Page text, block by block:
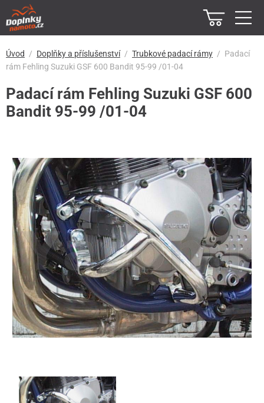
Úvod Doplňky a příslušenství Trubkové padací rámy
Padací
rám Fehling Suzuki GSF 600 Bandit 95-99 /01-04
Padací rám Fehling Suzuki GSF 600
Bandit 95-99 /01-04